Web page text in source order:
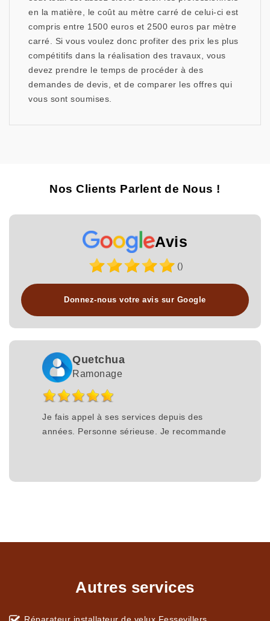
en la matière, le coût au mètre carré de celui-ci est
compris entre 1500 euros et 2500 euros par mètre
carré. Si vous voulez donc profiter des prix les plus
compétitifs dans la réalisation des travaux, vous
devez prendre le temps de procéder à des
demandes de devis, et de comparer les offres qui
vous sont soumises.
Nos Clients Parlent de Nous !
Avis
()
Donnez-nous votre avis sur Google
Quetchua
Ramonage
Je fais appel à ses services depuis des
années. Personne sérieuse. Je recommande
Autres services